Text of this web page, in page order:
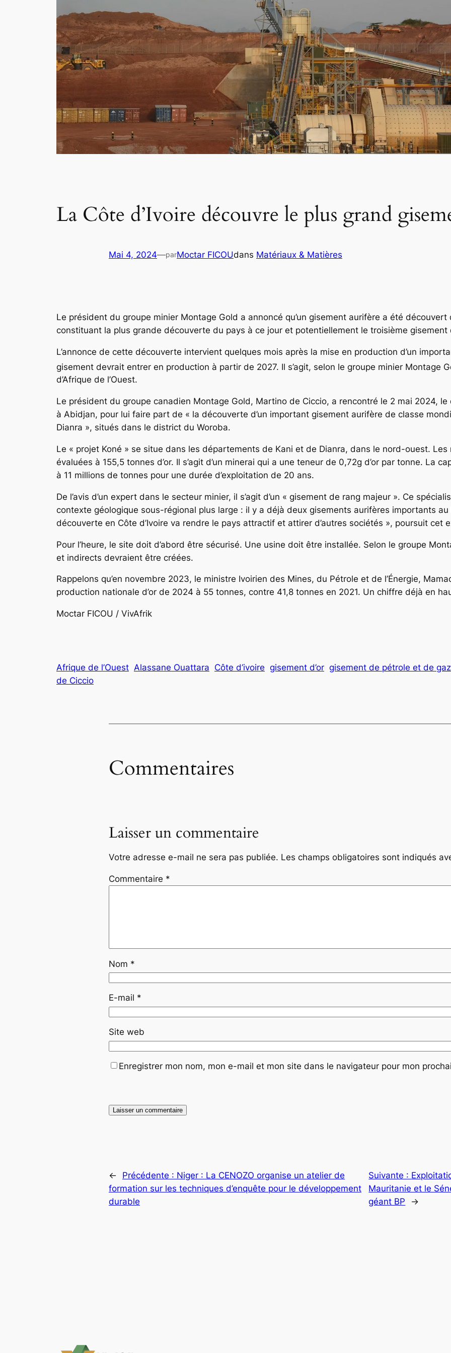
La Côte d’Ivoire découvre le plus grand
Mai 4, 2024—parMoctar FICOUdans Matériaux & Matières
Le président du groupe minier Montage Gold a annoncé qu’un gisement aurifère a été
constituant la plus grande découverte du pays à ce jour et potentiellement le troisième gisement
L’annonce de cette découverte intervient quelques mois après la mise en production d’un
gisement devrait entrer en production à partir de 2027. Il s’agit, selon le groupe minier Montage
d’Afrique de l’Ouest.
Le président du groupe canadien Montage Gold, Martino de Ciccio, a rencontré le 2 mai 2024, le
à Abidjan, pour lui faire part de « la découverte d’un important gisement aurifère de classe
Dianra », situés dans le district du Woroba.
Le « projet Koné » se situe dans les départements de Kani et de Dianra, dans le nord-ouest.
évaluées à 155,5 tonnes d’or. Il s’agit d’un minerai qui a une teneur de 0,72g d’or par tonne. La
à 11 millions de tonnes pour une durée d’exploitation de 20 ans.
De l’avis d’un expert dans le secteur minier, il s’agit d’un « gisement de rang majeur ». Ce
contexte géologique sous-régional plus large : il y a déjà deux gisements aurifères importants
découverte en Côte d’Ivoire va rendre le pays attractif et attirer d’autres sociétés », poursuit cet
Pour l’heure, le site doit d’abord être sécurisé. Une usine doit être installée. Selon le groupe
et indirects devraient être créées.
Rappelons qu’en novembre 2023, le ministre Ivoirien des Mines, du Pétrole et de l’Énergie,
production nationale d’or de 2024 à 55 tonnes, contre 41,8 tonnes en 2021. Un chiffre déjà en
Moctar FICOU / VivAfrik
Afrique de l’Ouest Alassane Ouattara Côte d’ivoire gisement d’or gisement de pétrole et de gaz
de Ciccio
Commentaires
Laisser un commentaire
Votre adresse e-mail ne sera pas publiée. Les champs obligatoires sont indiqués
Commentaire *
Nom *
E-mail *
Site web
Enregistrer mon nom, mon e-mail et mon site dans le navigateur pour mon
← Précédente : Niger : La CENOZO organise un atelier de
formation sur les techniques d’enquête pour le développement
durable
Suivante :
Mauritanie et le
géant BP
→